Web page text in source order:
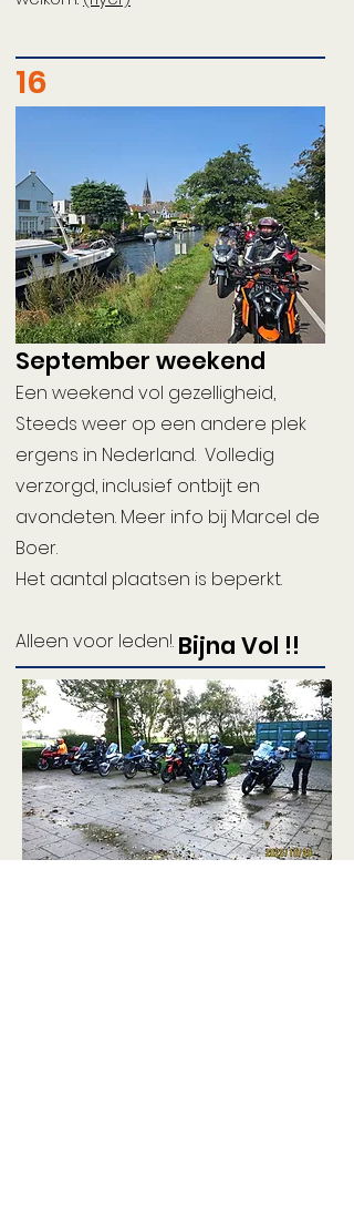
16
September weekend
Een weekend vol gezelligheid,
Steeds weer op een andere plek
ergens in Nederland. Volledig
verzorgd, inclusief ontbijt en
avondeten. Meer info bij Marcel de
Boer.
Het aantal plaatsen is beperkt.
Alleen voor leden!. Bijna Vol !!